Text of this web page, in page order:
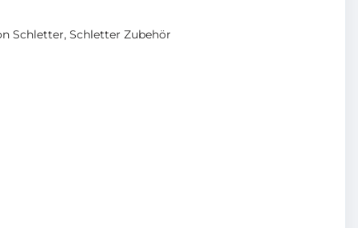
Schletter, Schletter Zubehör